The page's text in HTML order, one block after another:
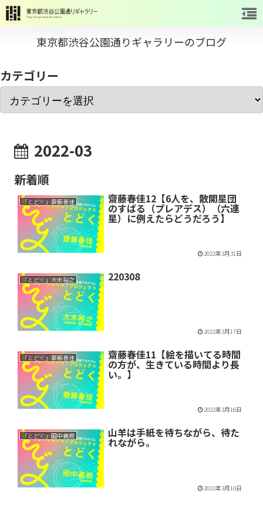
東京都渋谷公園通りギャラリーのブログ
カテゴリー
2022-03
新着順
「とどく」齋藤春佳 齋藤春佳12【6人を、散開星団
のすばる（プレアデス）（六連
星）に例えたらどうだろう】
2022年3月31日
「とどく」大木裕之 220308
2022年3月17日
「とどく」齋藤春佳 齋藤春佳11【絵を描いてる時間
の方が、生きている時間より長
い。】
2022年3月16日
「とどく」田中義樹 山羊は手紙を待ちながら、待た
れながら。
2022年3月10日